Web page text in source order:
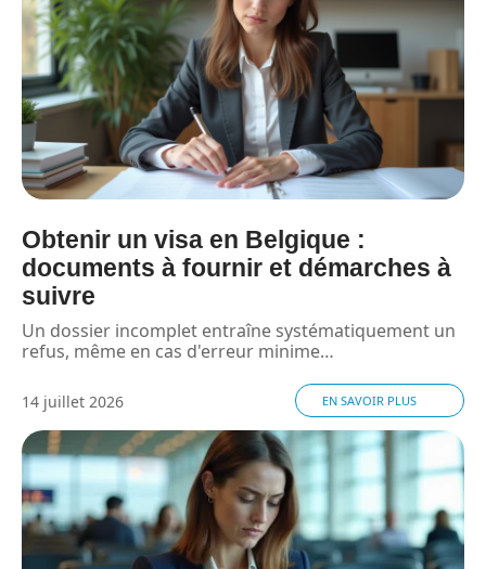
Obtenir un visa en Belgique :
documents à fournir et démarches à
suivre
Un dossier incomplet entraîne systématiquement un
refus, même en cas d'erreur minime…
14 juillet 2026 EN SAVOIR PLUS